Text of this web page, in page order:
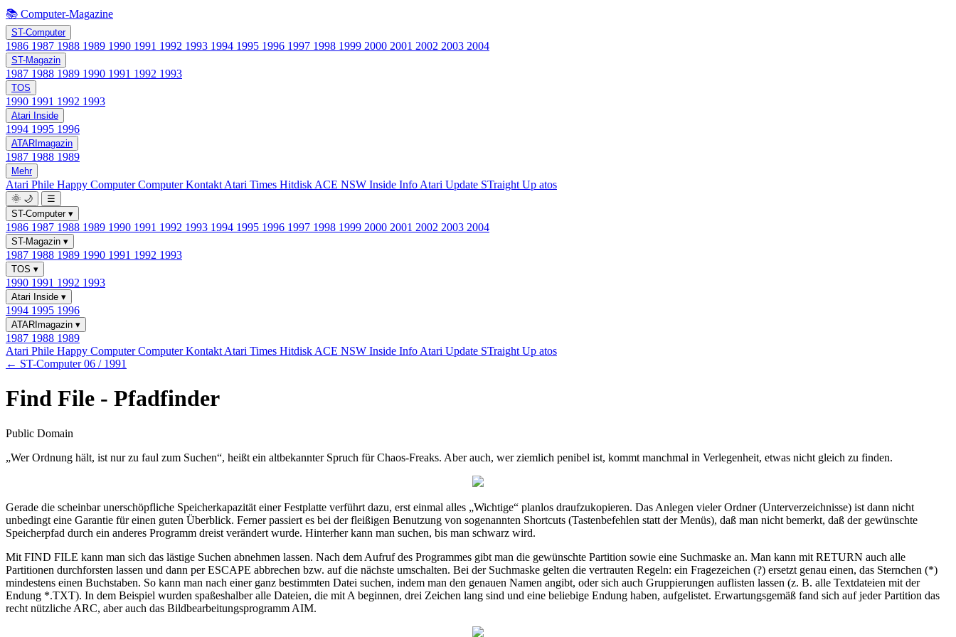
📚 Computer-Magazine
ST-Computer
1986 1987 1988 1989 1990 1991 1992 1993 1994 1995 1996 1997 1998 1999 2000 2001 2002 2003 2004
ST-Magazin
1987 1988 1989 1990 1991 1992 1993
TOS
1990 1991 1992 1993
Atari Inside
1994 1995 1996
ATARImagazin
1987 1988 1989
Mehr
Atari Phile Happy ComputerComputer Kontakt Atari Times Hitdisk ACE NSW Inside Info Atari Update STraight Up atos
🌞 🌙
☰
ST-Computer ▾
1986 1987 1988 1989 1990 1991 1992 1993 1994 1995 1996 1997 1998 1999 2000 2001 2002 2003 2004
ST-Magazin ▾
1987 1988 1989 1990 1991 1992 1993
TOS ▾
1990 1991 1992 1993
Atari Inside ▾
1994 1995 1996
ATARImagazin ▾
1987 1988 1989
Atari Phile Happy ComputerComputer Kontakt Atari Times Hitdisk ACE NSW Inside Info Atari Update STraight Up atos
← ST-Computer 06 / 1991
Find File - Pfadfinder
Public Domain
„Wer Ordnung hält, ist nur zu faul zum Suchen“, heißt ein altbekannter Spruch für Chaos-Freaks. Aber auch, wer ziemlich penibel ist, kommt manchmal in Verlegenheit, etwas nicht gleich zu finden.
Gerade die scheinbar unerschöpfliche Speicherkapazität einer Festplatte verführt dazu, erst einmal alles „Wichtige“ planlos draufzukopieren. Das Anlegen vieler Ordner (Unterverzeichnisse) ist dann nicht
unbedingt eine Garantie für einen guten Überblick. Ferner passiert es bei der fleißigen Benutzung von sogenannten Shortcuts (Tastenbefehlen statt der Menüs), daß man nicht bemerkt, daß der gewünschte
Speicherpfad durch ein anderes Programm dreist verändert wurde. Hinterher kann man suchen, bis man schwarz wird.
Mit FIND FILE kann man sich das lästige Suchen abnehmen lassen. Nach dem Aufruf des Programmes gibt man die gewünschte Partition sowie eine Suchmaske an. Man kann mit RETURN auch alle
Partitionen durchforsten lassen und dann per ESCAPE abbrechen bzw. auf die nächste umschalten. Bei der Suchmaske gelten die vertrauten Regeln: ein Fragezeichen (?) ersetzt genau einen, das Sternchen (*)
mindestens einen Buchstaben. So kann man nach einer ganz bestimmten Datei suchen, indem man den genauen Namen angibt, oder sich auch Gruppierungen auflisten lassen (z. B. alle Textdateien mit der
Endung *.TXT). In dem Beispiel wurden spaßeshalber alle Dateien, die mit A beginnen, drei Zeichen lang sind und eine beliebige Endung haben, aufgelistet. Erwartungsgemäß fand sich auf jeder Partition das
recht nützliche ARC, aber auch das Bildbearbeitungsprogramm AIM.